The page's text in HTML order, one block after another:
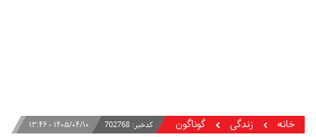
خانه زندگی گوناگون کدخبر: 702768 ۱۴۰۵/۰۴/۱۰ - ۱۳:۴۶